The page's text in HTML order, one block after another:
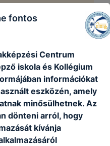
fontos
Centrum
iskola és Kollégium
információkat
eszközén, amely
minősülhetnek. Az
dönteni arról, hogy
kívánja